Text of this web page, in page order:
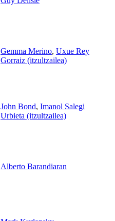
Gemma Merino, Uxue Rey
Gorraiz (itzultzailea)
John Bond, Imanol Salegi
Urbieta (itzultzailea)
Alberto Barandiaran